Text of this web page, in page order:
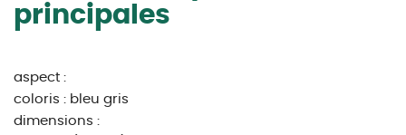
principales
aspect :
coloris : bleu gris
dimensions :